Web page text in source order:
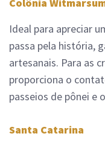
Colônia
Ideal para apreciar
passa pela história,
artesanais. Para as
proporciona o
passeios de pônei e
Santa Catarina